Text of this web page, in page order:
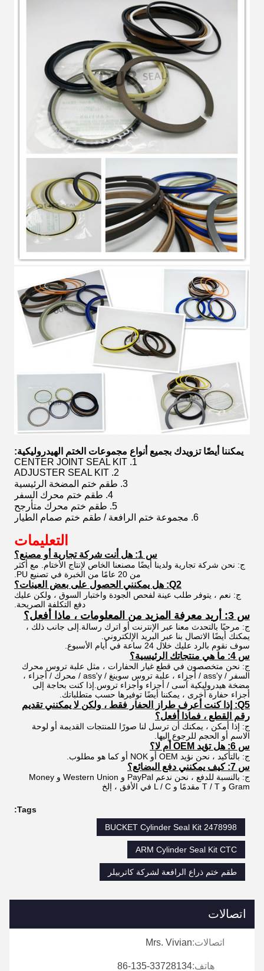
يمكننا أيضًا تزويدك بجميع أنواع مجموعات الختم الهيدروليكية:
1. CENTER JOINT SEAL KIT
2. ADJUSTER SEAL KIT
3. طقم ختم المضخة الرئيسية
4. طقم ختم محرك السفر
5. طقم ختم محرك متأرجح
6. مجموعة ختم الرافعة / طقم ختم صمام الطيار
التعليمات
س 1: هل أنت شركة تجارية أو مصنع؟
ج: نحن شركة تجارية ولدينا أيضًا مصنعنا الخاص لإنتاج الأختام. مع أكثر
من 20 عامًا من الخبرة في تصنيع PU.
Q2: هل يمكنني الحصول على بعض العينات؟
ج: نعم ، يتوفر طلب عينة لفحص الجودة واختبار السوق ، ولكن عليك
دفع التكلفة الصريحة.
س 3: أريد معرفة المزيد من المعلومات ، ماذا أفعل؟
ج: مرحبًا بالتحدث معنا عبر الإنترنت أو اترك رسالة.إلى جانب ذلك ،
يمكنك أيضًا الاتصال بنا عبر البريد الإلكتروني.
سوف نقوم بالرد عليك خلال 24 ساعة في أيام الأسبوع.
س 4: ما هي منتجاتك الرئيسية؟
ج: نحن متخصصون في قطع غيار الحفارات ، مثل علبة تروس محرك
السفر / ass'y / أجزاء ، علبة تروس سوينغ / ass'y / محرك / أجزاء ،
مضخة هيدروليكية آسى / أجزاء وأجزاء تروس.إذا كنت بحاجة إلى
أجزاء حفارة أخرى ، يمكننا أيضًا توفيرها حسب متطلباتك.
Q5: إذا كنت أعرف طراز الحفار فقط ، ولكن لا يمكنني تقديم
رقم القطع ، فماذا أفعل؟
ج: إذا أمكن ، يمكنك أن ترسل لنا صورًا للمنتجات القديمة أو لوحة
الاسم أو الحجم للرجوع إليها.
س 6: هل تؤيد OEM أم لا؟
ج: بالتأكيد ، نحن نؤيد OEM أو NOK أو كما هو مطلوب.
س 7: كيف يمكنني دفع البضائع؟
ج: بالنسبة للدفع ، نحن ندعم PayPal و Western Union و Money
Gram و T / T مقدمًا و L / C في الأفق ، إلخ
Tags:
BUCKET Cylinder Seal Kit 2478998
ARM Cylinder Seal Kit CTC
طقم ختم ذراع الرافعة لشركة كاتربيلر
اتصالات
اتصالات:Mrs. Vivian
هاتف:86-135-33728134